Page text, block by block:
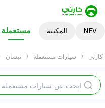
NEV المكتبة مستعملة
كارتي سيارات مستعملة نيسان